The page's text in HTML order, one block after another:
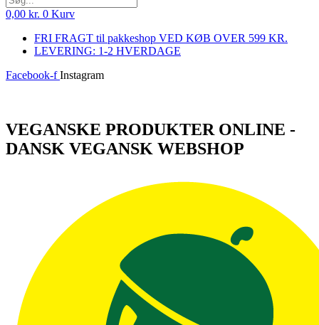
0,00 kr. 0 Kurv
FRI FRAGT til pakkeshop VED KØB OVER 599 KR.
LEVERING: 1-2 HVERDAGE
Facebook-f Instagram
VEGANSKE PRODUKTER ONLINE -
DANSK VEGANSK WEBSHOP